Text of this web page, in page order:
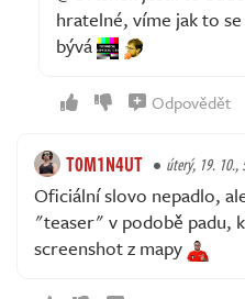
hratelné, víme jak to
bývá
Odpovědět
T0M1N4UT úterý, 19. 10.,
Oficiální slovo nepadlo,
"teaser" v podobě padu,
screenshot z mapy